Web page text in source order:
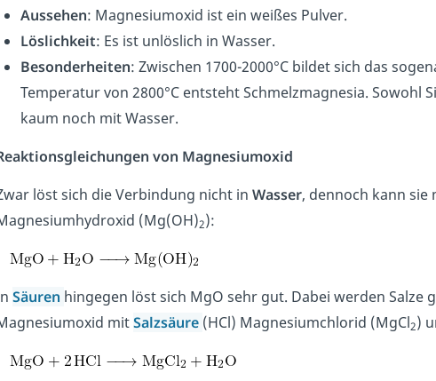
Aussehen: Magnesiumoxid ist ein weißes Pulver.
Löslichkeit: Es ist unlöslich in Wasser.
Besonderheiten: Zwischen 1700-2000°C bildet sich das
Temperatur von 2800°C entsteht Schmelzmagnesia. Sowohl
kaum noch mit Wasser.
von Magnesiumoxid
löst sich die Verbindung nicht in Wasser, dennoch kann sie
(Mg(OH)2):
Säuren hingegen löst sich MgO sehr gut. Dabei werden Salze
mitSalzsäure (HCl) Magnesiumchlorid (MgCl2)